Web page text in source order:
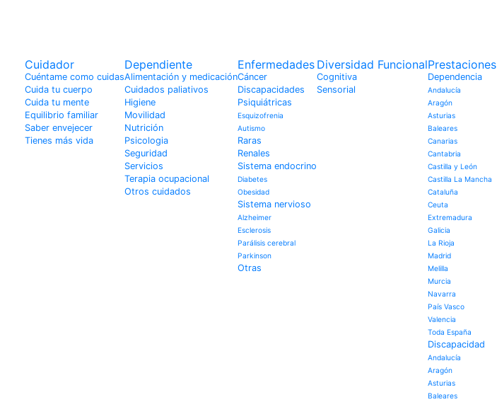
Cuidador
Cuéntame como cuidas
Cuida tu cuerpo
Cuida tu mente
Equilibrio familiar
Saber envejecer
Tienes más vida
Dependiente
Alimentación y medicación
Cuidados paliativos
Higiene
Movilidad
Nutrición
Psicologia
Seguridad
Servicios
Terapia ocupacional
Otros cuidados
Enfermedades
Cáncer
Discapacidades
Psiquiátricas
Esquizofrenia
Autismo
Raras
Renales
Sistema endocrino
Diabetes
Obesidad
Sistema nervioso
Alzheimer
Esclerosis
Parálisis cerebral
Parkinson
Otras
Diversidad Funcional
Cognitiva
Sensorial
Prestaciones
Dependencia
Andalucía
Aragón
Asturias
Baleares
Canarias
Cantabria
Castilla y León
Castilla La Mancha
Cataluña
Ceuta
Extremadura
Galicia
La Rioja
Madrid
Melilla
Murcia
Navarra
País Vasco
Valencia
Toda España
Discapacidad
Andalucía
Aragón
Asturias
Baleares